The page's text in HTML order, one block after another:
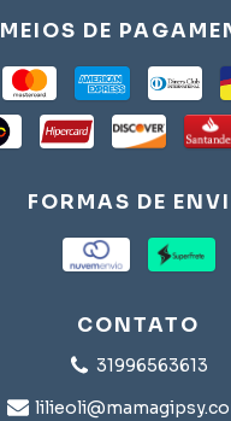
MEIOS DE
FORMAS DE
CONTATO
31996563613